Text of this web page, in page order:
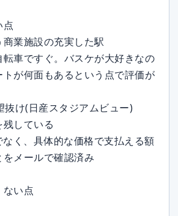
点
商業施設の充実した駅
転車ですぐ。バスケが大好きなの
が何面もあるという点で評価が
抜け(日産スタジアムビュー)
残している
なく、具体的な価格で支払える額
メールで確認済み
ない点